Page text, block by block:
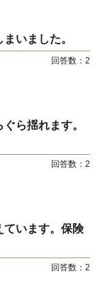
いました。
回答数： 2
ら揺れます。
回答数： 2
ています。保険
回答数： 2